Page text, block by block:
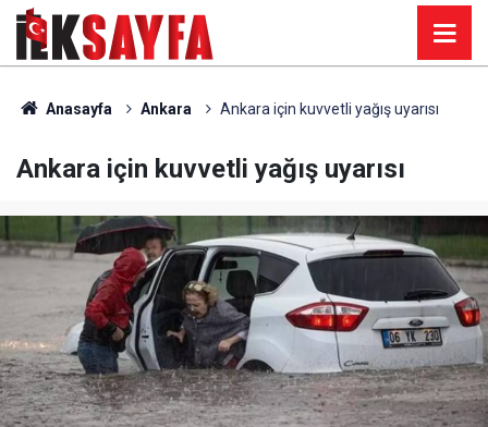
Anasayfa Ankara Ankara için kuvvetli yağış uyarısı
Ankara için kuvvetli yağış uyarısı